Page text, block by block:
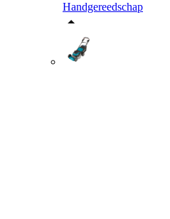
Handgereedschap